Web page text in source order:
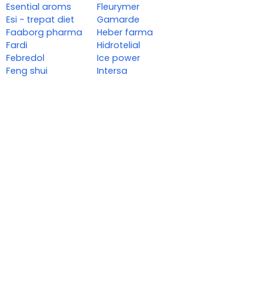
Esential aroms
Esi - trepat diet
Faaborg pharma
Fardi
Febredol
Feng shui
Fleurymer
Gamarde
Heber farma
Hidrotelial
Ice power
Intersa